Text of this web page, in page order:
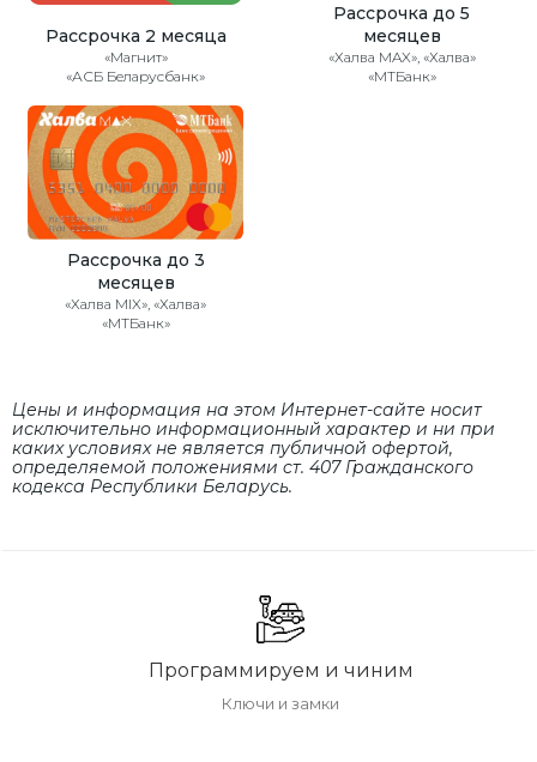
Рассрочка 2 месяца
«Магнит»
«АСБ Беларусбанк»
Рассрочка до 5
месяцев
«Халва MAX», «Халва»
«МТБанк»
Рассрочка до 3
месяцев
«Халва MIX», «Халва»
«МТБанк»
Цены и информация на этом Интернет-сайте носит
исключительно информационный характер и ни при
каких условиях не является публичной офертой,
определяемой положениями cт. 407 Гражданского
кодекса Республики Беларусь.
Программируем и чиним
Ключи и замки